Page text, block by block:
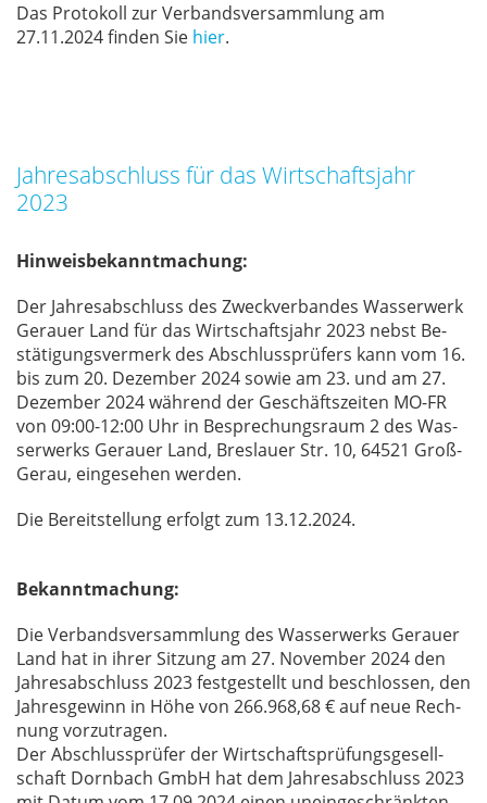
Das Pro­to­koll zur Ver­bands­ver­samm­lung am
27.11.2024 fin­den Sie hier.
Jahresabschluss für das Wirtschaftsjahr
2023
Hinweisbekanntmachung:
Der Jah­res­ab­schluss des Zweck­ver­ban­des Was­ser­werk
Ge­r­au­er Land für das Wirt­schafts­jahr 2023 nebst Be­
stä­ti­gungs­ver­merk des Ab­schluss­prü­fers kann vom 16.
bis zum 20. De­zem­ber 2024 so­wie am 23. und am 27.
De­zem­ber 2024 wäh­rend der Ge­schäfts­zei­ten MO-FR
von 09:00-12:00 Uhr in Be­spre­chungs­raum 2 des Was­
ser­werks Ge­r­au­er Land, Bres­lau­er Str. 10, 64521 Groß-
Gerau, ein­ge­se­hen wer­den.
Die Be­reit­stel­lung er­folgt zum 13.12.2024.
Bekanntmachung:
Die Ver­bands­ver­samm­lung des Was­ser­werks Ge­r­au­er
Land hat in ih­rer Sit­zung am 27. No­vem­ber 2024 den
Jah­res­ab­schluss 2023 fest­ge­stellt und be­schlos­sen, den
Jah­res­ge­winn in Höhe von 266.968,68 € auf neue Rech­
nung vor­zu­tra­gen.
Der Ab­schluss­prü­fer der Wirt­schafts­prü­fungs­ge­sell­
schaft Dorn­bach GmbH hat dem Jah­res­ab­schluss 2023